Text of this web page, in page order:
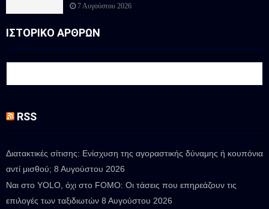
7 Αυγούστου 2026
ΙΣΤΟΡΙΚΟ ΑΡΘΡΩΝ
RSS
Διατακτικές σίτισης: Ενίσχυση της αγοραστικής δύναμης ή κουπόνια
αντί μισθού; 8 Αυγούστου 2026
Ναι στο YOLO, όχι στο FOMO: Οι τάσεις που επηρεάζουν τις
επιλογές των ταξιδιωτών 8 Αυγούστου 2026